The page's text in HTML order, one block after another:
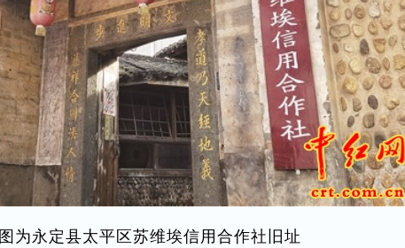
图为永定县太平区苏维埃信用合作社旧址